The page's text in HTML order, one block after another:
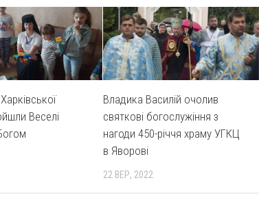
Веселі
Владика Василій очолив
святкові богослужіння з
нагоди 450-річчя храму УГКЦ
в Яворові
22 ВЕР, 2022